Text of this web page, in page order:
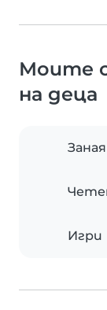
Моите
на деца
Игри